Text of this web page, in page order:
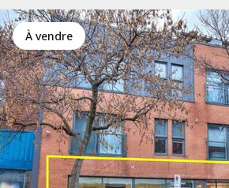
à vendre